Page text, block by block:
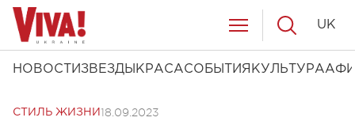
НОВОСТИ ЗВЕЗДЫ КРАСАСОБЫТИЯ КУЛЬТУРА
UK
СТИЛЬ ЖИЗНИ 18.09.2023